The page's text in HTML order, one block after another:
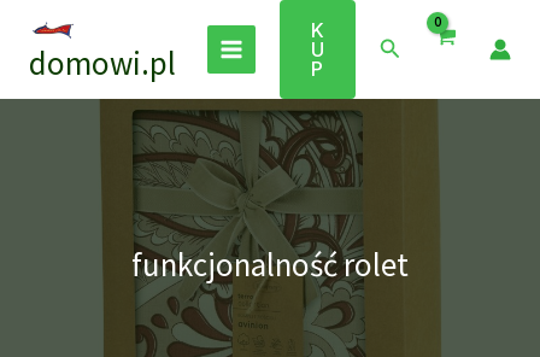
treścidomowi.pl
K
U
P
Szukaj
funkcjonalność rolet